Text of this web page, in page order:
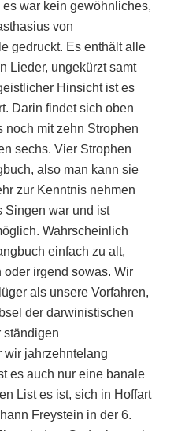
war kein gewöhnliches,
von
gedruckt. Es enthält alle
Lieder, ungekürzt samt
Hinsicht ist es
Darin findet sich oben
noch mit zehn Strophen
sechs. Vier Strophen
also man kann sie
zur Kenntnis nehmen
Singen war und ist
Wahrscheinlich
einfach zu alt,
irgend sowas. Wir
als unsere Vorfahren,
der darwinistischen
ständigen
wir jahrzehntelang
es auch nur eine banale
List es ist, sich in Hoffart
Freystein in der 6.